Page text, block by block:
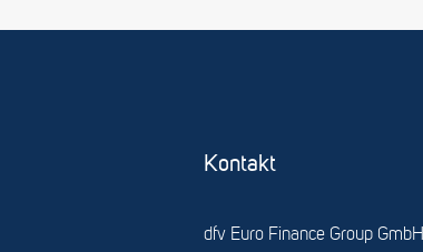
Kontakt
dfv Euro Finance Group GmbH